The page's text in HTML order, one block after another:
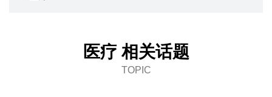
医疗 相关话题
TOPIC